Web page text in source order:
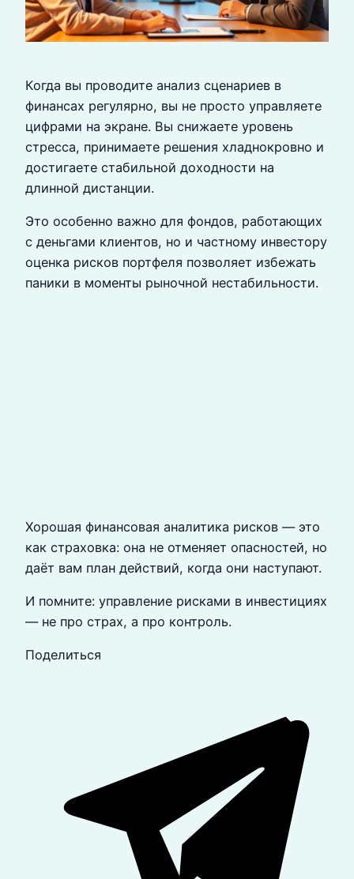
Когда вы проводите анализ сценариев в
финансах регулярно, вы не просто управляете
цифрами на экране. Вы снижаете уровень
стресса, принимаете решения хладнокровно и
достигаете стабильной доходности на
длинной дистанции.
Это особенно важно для фондов, работающих
с деньгами клиентов, но и частному инвестору
оценка рисков портфеля позволяет избежать
паники в моменты рыночной нестабильности.
Хорошая финансовая аналитика рисков — это
как страховка: она не отменяет опасностей, но
даёт вам план действий, когда они наступают.
И помните: управление рисками в инвестициях
— не про страх, а про контроль.
Поделиться